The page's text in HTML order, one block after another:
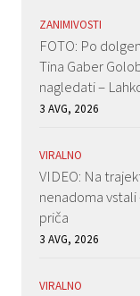
ZANIMIVOSTI
FOTO: Po
Tina Gaber
nagledati –
3 AVG, 2026
VIRALNO
VIDEO: Na
nenadoma
priča
3 AVG, 2026
VIRALNO